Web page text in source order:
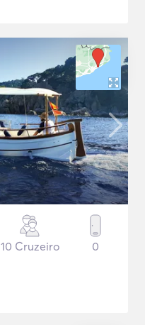
10 Cruzeiro 0